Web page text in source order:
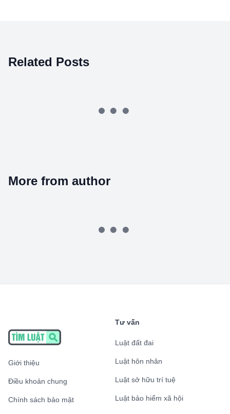
Related Posts
More from author
Giới thiệu
Điều khoản chung
Chính sách bảo mật
Tư vấn
Luật đất đai
Luật hôn nhân
Luật sở hữu trí tuệ
Luật bảo hiểm xã hội